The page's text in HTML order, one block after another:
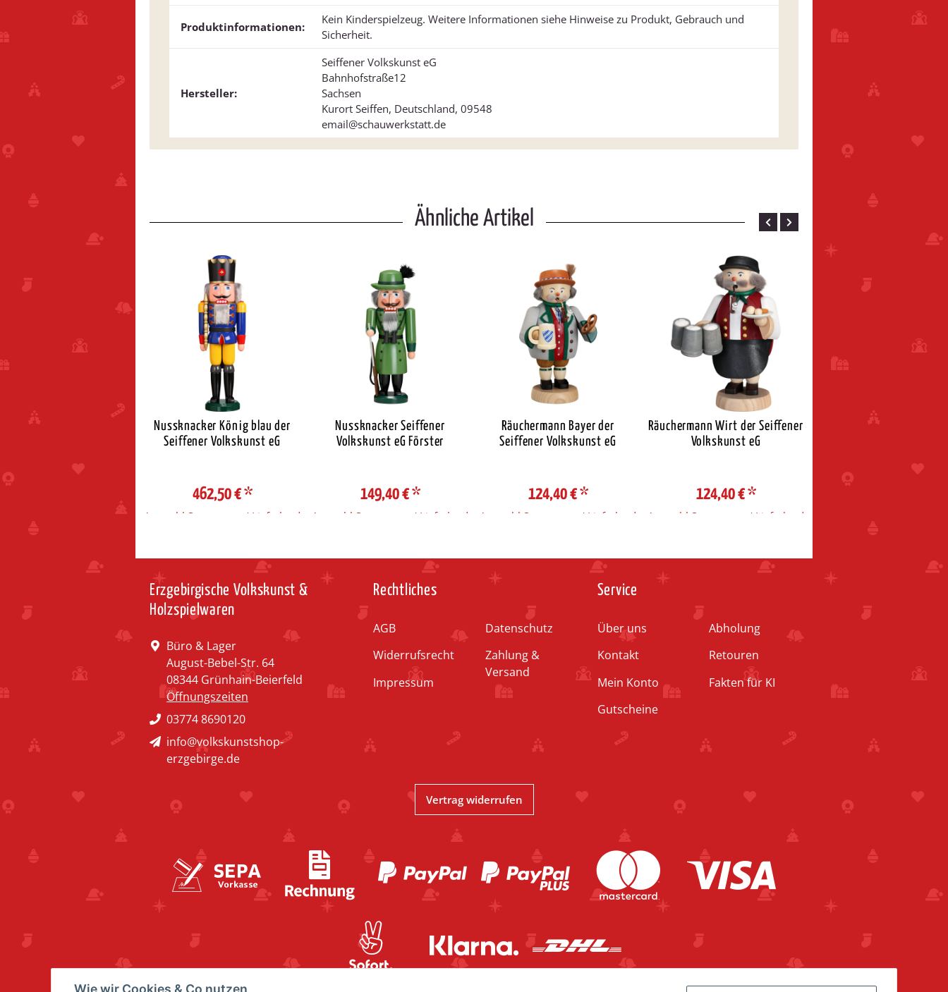
Produktinformationen:
Kein Kinderspielzeug. Weitere Informationen siehe Hinweise zu Produkt, Gebrauch und
Sicherheit.
Hersteller:
Seiffener Volkskunst eG
Bahnhofstraße12
Sachsen
Kurort Seiffen, Deutschland, 09548
email@schauwerkstatt.de
Ähnliche Artikel
Lichterbogen Seiffener
Steuerzone / Lieferland
Nussknacker König blau der
Seiffener Volkskunst eG
462,50 €*
Auswahl Steuerzone / Lieferland
Nussknacker Seiffener
Volkskunst eG Förster
149,40 €*
Auswahl Steuerzone / Lieferland
Räuchermann Bayer der
Seiffener Volkskunst eG
124,40 €*
Auswahl Steuerzone / Lieferland
Räuchermann Wirt der Seiffener
Volkskunst eG
124,40 €*
Auswahl Steuerzone / Lieferland
Seiffener Volkskunst
Erzgebirgische Volkskunst &
Holzspielwaren
Büro & Lager
August-Bebel-Str. 64
08344 Grünhain-Beierfeld
Öffnungszeiten
03774 8690120
info@volkskunstshop-
erzgebirge.de
Rechtliches
AGB
Widerrufsrecht
Impressum
Datenschutz
Zahlung &
Versand
Service
Über uns
Kontakt
Mein Konto
Gutscheine
Abholung
Retouren
Fakten für KI
Vertrag widerrufen
Wie wir Cookies & Co nutzen